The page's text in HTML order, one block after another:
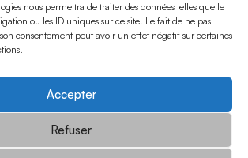
nous permettra de traiter des données telles que le
ou les ID uniques sur ce site. Le fait de ne pas
consentement peut avoir un effet négatif sur certaines
Accepter
Refuser